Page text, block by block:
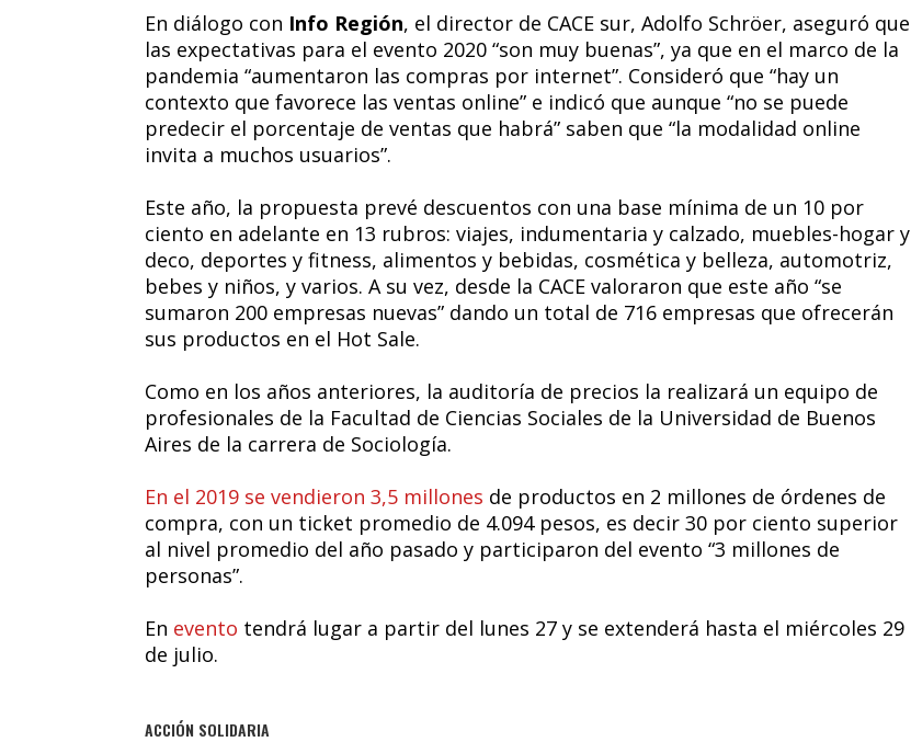
En diálogo con Info Región, el director de CACE sur, Adolfo Schröer, aseguró que
las expectativas para el evento 2020 “son muy buenas”, ya que en el marco de la
pandemia “aumentaron las compras por internet”. Consideró que “hay un
contexto que favorece las ventas online” e indicó que aunque “no se puede
predecir el porcentaje de ventas que habrá” saben que “la modalidad online
invita a muchos usuarios”.
Este año, la propuesta prevé descuentos con una base mínima de un 10 por
ciento en adelante en 13 rubros: viajes, indumentaria y calzado, muebles-hogar y
deco, deportes y fitness, alimentos y bebidas, cosmética y belleza, automotriz,
bebes y niños, y varios. A su vez, desde la CACE valoraron que este año “se
sumaron 200 empresas nuevas” dando un total de 716 empresas que ofrecerán
sus productos en el Hot Sale.
Como en los años anteriores, la auditoría de precios la realizará un equipo de
profesionales de la Facultad de Ciencias Sociales de la Universidad de Buenos
Aires de la carrera de Sociología.
En el 2019 se vendieron 3,5 millones de productos en 2 millones de órdenes de
compra, con un ticket promedio de 4.094 pesos, es decir 30 por ciento superior
al nivel promedio del año pasado y participaron del evento “3 millones de
personas”.
En evento tendrá lugar a partir del lunes 27 y se extenderá hasta el miércoles 29
de julio.
ACCIÓN SOLIDARIA